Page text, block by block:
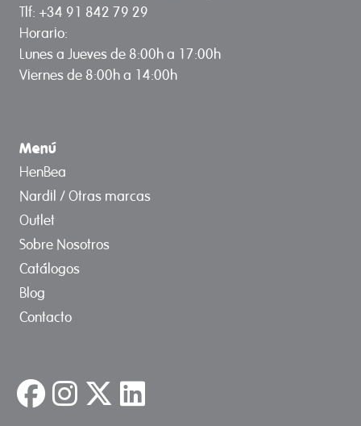
Tlf: +34 91 842 79 29
Horario:
Lunes a Jueves de 8:00h a 17:00h
Viernes de 8:00h a 14:00h
Menú
HenBea
Nardil / Otras marcas
Outlet
Sobre Nosotros
Catálogos
Blog
Contacto